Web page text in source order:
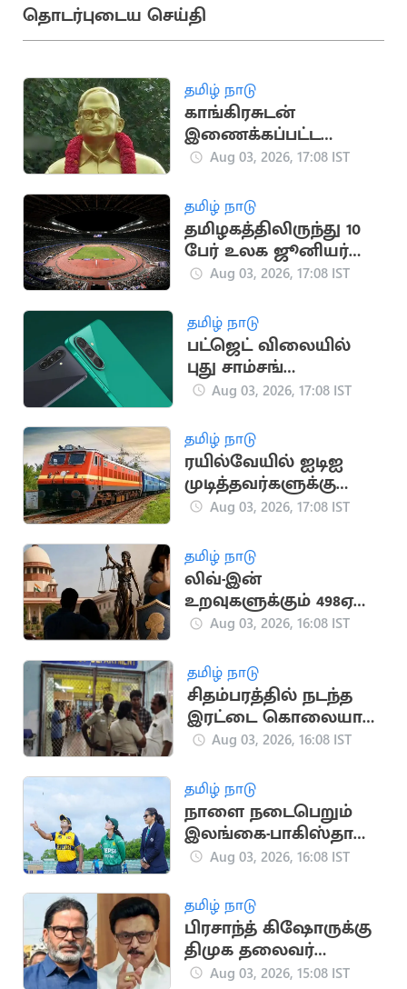
தொடர்புடைய செய்தி
தமிழ் நாடு
காங்கிரசுடன்
இணைக்கப்பட்ட
தமிழ்நாடு
வரலாறு
Aug 03, 2026, 17:08 IST
தமிழ் நாடு
தமிழகத்திலிருந்து 10
பேர் உலக ஜூனியர்
தடகள அணிக்கு
Aug 03, 2026, 17:08 IST
தமிழ் நாடு
பட்ஜெட் விலையில்
புது சாம்சங்
ஸ்மார்ட்போன்
Aug 03, 2026, 17:08 IST
தமிழ் நாடு
ரயில்வேயில் ஐடிஐ
முடித்தவர்களுக்கு
அப்ரண்டிஸ் பயிற்சி
Aug 03, 2026, 17:08 IST
தமிழ் நாடு
லிவ்-இன்
உறவுகளுக்கும் 498ஏ
பிரிவு பாதுகாப்பு:
Aug 03, 2026, 16:08 IST
தமிழ் நாடு
சிதம்பரத்தில் நடந்த
இரட்டை கொலையால்
பரபரப்பு
Aug 03, 2026, 16:08 IST
தமிழ் நாடு
நாளை நடைபெறும்
இலங்கை-பாகிஸ்தான்
மகளிர் கடைசி டி20
Aug 03, 2026, 16:08 IST
தமிழ் நாடு
பிரசாந்த் கிஷோருக்கு
திமுக தலைவர்
மு.க.ஸ்டாலின்
Aug 03, 2026, 15:08 IST